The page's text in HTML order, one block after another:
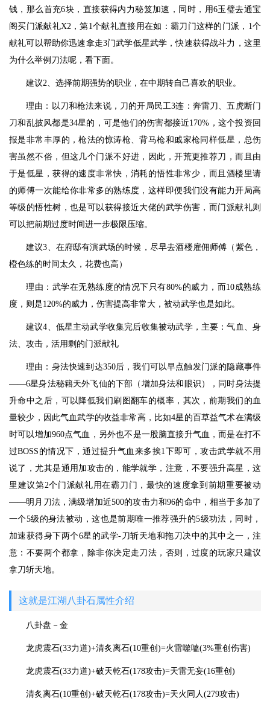
钱，那么首充6块，直接获得内力秘笈加速，同时，用6玉璧去通宝
阁买门派献礼X2，第1个献礼直接用在如：霸刀门这样的门派，1个
献礼可以帮助你迅速拿走3门武学低星武学，快速获得战斗力，这里
为什么举例刀法呢，看下面。
建议2、选择前期强势的职业，在中期转自己喜欢的职业。
理由：以刀和枪法来说，刀的开局民工3连：奔雷刀、五虎断门
刀和乱披风都是34星的，可是他们的伤害都接近170%，这个投资回
报是非常丰厚的，枪法的惊涛枪、背马枪和戚家枪同样低星，总伤
害虽然不俗，但这几个门派不好进，因此，开荒更推荐刀，而且由
于是低星，获得的速度非常快，消耗的悟性非常少，而且酒楼里请
的师傅一次能给你非常多的熟练度，这样即便我们没有能力开局高
等级的悟性树，也是可以获得接近大佬的武学伤害，而门派献礼则
可以把前期过度时间进一步极限压缩。
建议3、在府邸有演武场的时候，尽早去酒楼雇佣师傅（紫色，
橙色练的时间太久，花费也高）
理由：武学在无熟练度的情况下只有80%的威力，而10成熟练
度，则是120%的威力，伤害提高非常大，被动武学也是如此。
建议4、低星主动武学收集完后收集被动武学，主要：气血、身
法、攻击，活用剩的门派献礼
理由：身法快速到达350后，我们可以早点触发门派的隐藏事件
——6星身法秘籍天外飞仙的下部（增加身法和眼识），同时身法提
升命中之后，可以降低我们刷图翻车的概率，其次，前期我们的血
量较少，因此气血武学的收益非常高，比如4星的百草益气术在满级
时可以增加960点气血，另外也不是一股脑直接升气血，而是在打不
过BOSS的情况下，通过提升气血来多挨1下即可，攻击武学就不用
说了，尤其是通用加攻击的，能学就学，注意，不要强升高星，这
里建议第2个门派献礼用在霸刀门，最快的速度拿到前期重要被动
——明月刀法，满级增加近500的攻击力和96的命中，相当于多加了
一个5级的身法被动，这也是前期唯一推荐强升的5级功法，同时，
加速获得身下两个6星的武学-刀斩天地和拖刀决中的其中之一，注
意：不要两个都拿，除非你决定走刀法，否则，过度的玩家只建议
拿刀斩天地。
这就是江湖八卦石属性介绍
八卦盘－金
龙虎震石(33力道)+清炙离石(10重创)=火雷噬嗑(3%重创伤害)
龙虎震石(33力道)+破天乾石(178攻击)=天雷无妄(16重创)
清炙离石(10重创)+破天乾石(178攻击)=天火同人(279攻击)